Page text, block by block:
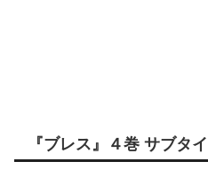
『ブレス』４巻 サブタ